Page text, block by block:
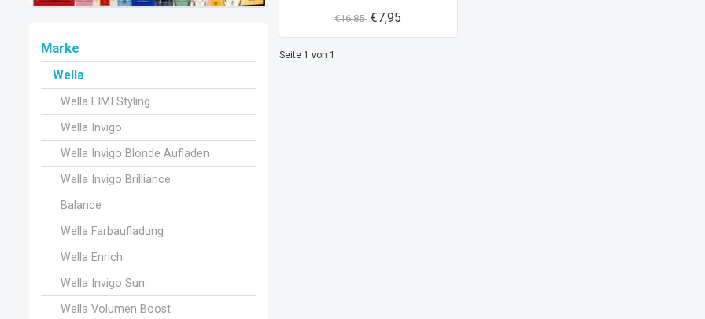
Marke
Wella
Wella EIMI Styling
Wella Invigo
Wella Invigo Blonde Aufladen
Wella Invigo Brilliance
Balance
Wella Farbaufladung
Wella Enrich
Wella Invigo Sun.
Wella Volumen Boost
€16,85 €7,95
Seite 1 von 1